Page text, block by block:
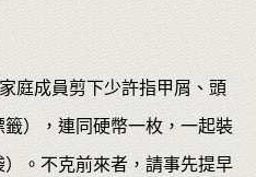
庭成員剪下少許指甲屑、頭
），連同硬幣一枚，一起裝
。不克前來者，請事先提早